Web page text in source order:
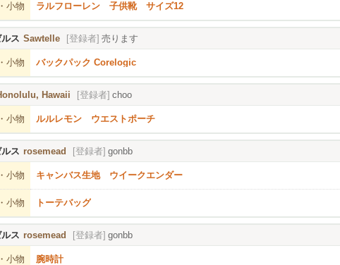
小物 ラルフローレン 子供靴 サイズ12
ス Sawtelle [登録者] 売ります
小物 バックパック Corelogic
Hawaii [登録者] choo
小物 ルルレモン ウエストポーチ
ス rosemead [登録者] gonbb
小物 キャンバス生地 ウイークエンダー
小物 トーテバッグ
ス rosemead [登録者] gonbb
小物 腕時計